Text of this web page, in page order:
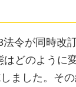
令が同時改
どのように
ました。そ